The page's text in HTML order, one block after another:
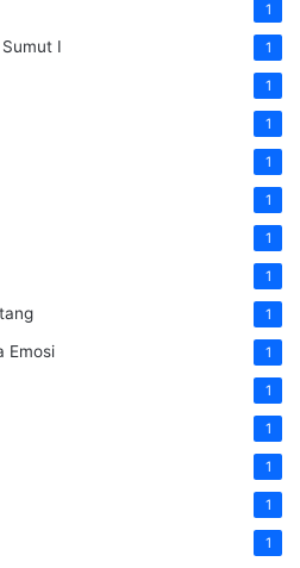
1
I 1
1
1
1
1
1
1
1
Emosi 1
1
1
1
1
1